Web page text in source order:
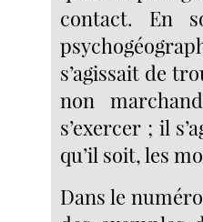
contact. En
s’agissait de
non
s’exercer ; il
qu’il soit, les
Dans le